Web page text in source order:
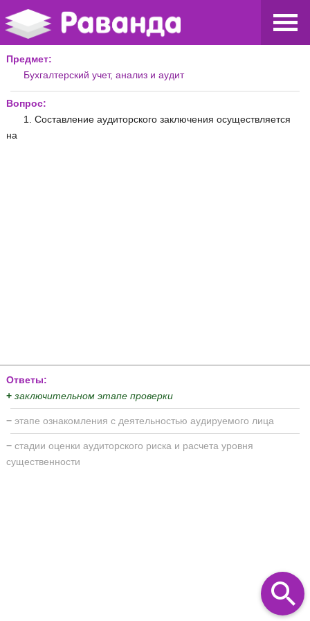
Предмет:
Бухгалтерский учет, анализ и аудит
Вопрос:
1. Составление аудиторского заключения осуществляется
на
Ответы:
+ заключительном этапе проверки
− этапе ознакомления с деятельностью аудируемого лица
− стадии оценки аудиторского риска и расчета уровня
существенности